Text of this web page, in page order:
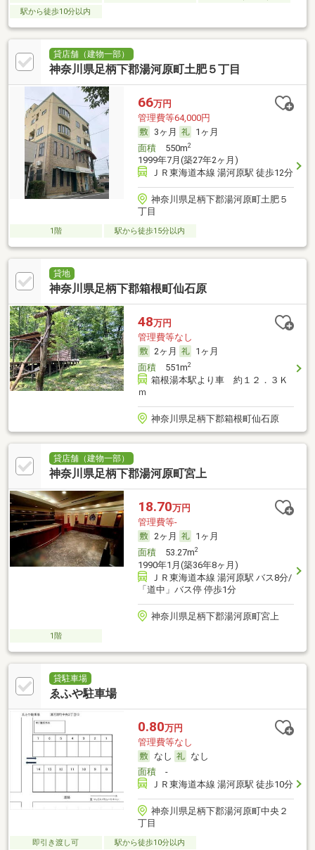
駅から徒歩10分以内
貸店舗（建物一部）
神奈川県足柄下郡湯河原町土肥５丁目
66万円
管理費等64,000円
3ヶ月
1ヶ月
面積550m2
1999年7月(築27年2ヶ月)
ＪＲ東海道本線 湯河原駅 徒歩12分
神奈川県足柄下郡湯河原町土肥５
丁目
1階 駅から徒歩15分以内
貸地
神奈川県足柄下郡箱根町仙石原
48万円
管理費等なし
2ヶ月
1ヶ月
面積551m2
箱根湯本駅より車 約１２．３Ｋ
ｍ
神奈川県足柄下郡箱根町仙石原
貸店舗（建物一部）
神奈川県足柄下郡湯河原町宮上
18.70万円
管理費等-
2ヶ月
1ヶ月
面積53.27m2
1990年1月(築36年8ヶ月)
ＪＲ東海道本線 湯河原駅 バス8分/
「道中」バス停 停歩1分
神奈川県足柄下郡湯河原町宮上
1階
貸駐車場
ゑふや駐車場
0.80万円
管理費等なし
なし
なし
面積-
ＪＲ東海道本線 湯河原駅 徒歩10分
神奈川県足柄下郡湯河原町中央２
丁目
即引き渡し可 駅から徒歩10分以内